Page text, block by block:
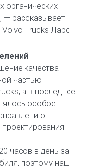
органических
— рассказывает
Trucks Ларс
качества
частью
а в последнее
особое
часов в день за
поэтому наш